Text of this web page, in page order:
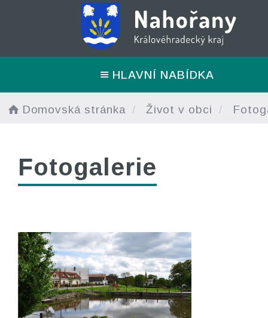
HLAVNÍ NABÍDKA
Domovská stránka Život v obci
Fotogalerie